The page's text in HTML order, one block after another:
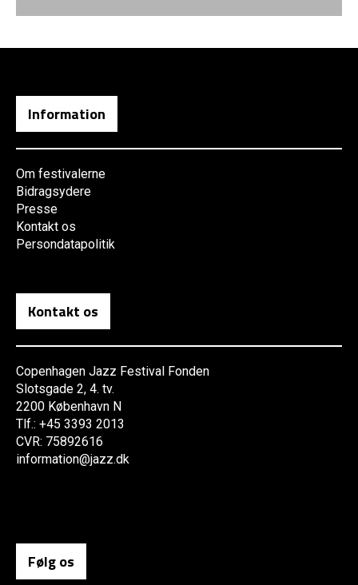
Information
Om festivalerne
Bidragsydere
Presse
Kontakt os
Persondatapolitik
Kontakt os
Copenhagen Jazz Festival Fonden
Slotsgade 2, 4. tv.
2200 København N
Tlf.: +45 3393 2013
CVR: 75892616
information@jazz.dk
Følg os